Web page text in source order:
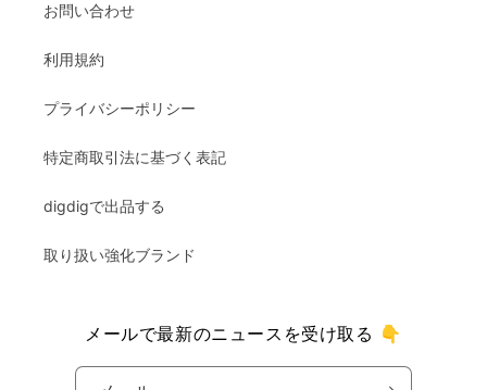
お問い合わせ
利用規約
プライバシーポリシー
特定商取引法に基づく表記
digdigで出品する
取り扱い強化ブランド
メールで最新のニュースを受け取る 👇